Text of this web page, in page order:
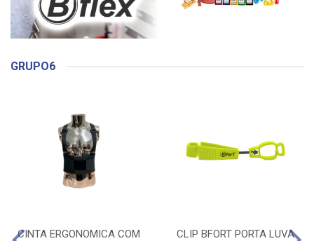
GRUPO6
CINTA ERGONOMICA COM
CLIP BFORT PORTA LUVA